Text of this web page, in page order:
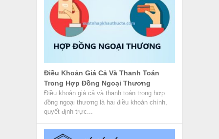
Điều Khoản Giá Cả Và Thanh Toán
Trong Hợp Đồng Ngoại Thương
Điều khoản giá cả và thanh toán trong hợp
đồng ngoại thương là hai điều khoản chính,
quyết định trực...